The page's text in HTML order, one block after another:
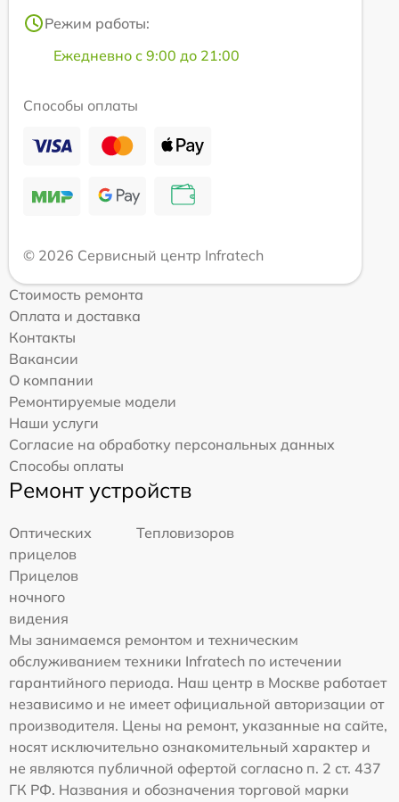
Режим работы:
Ежедневно с 9:00 до 21:00
Способы оплаты
© 2026 Сервисный центр Infratech
Стоимость ремонта
Оплата и доставка
Контакты
Вакансии
О компании
Ремонтируемые модели
Наши услуги
Согласие на обработку персональных данных
Способы оплаты
Ремонт устройств
Оптических
прицелов
Тепловизоров
Прицелов
ночного
видения
Мы занимаемся ремонтом и техническим
обслуживанием техники Infratech по истечении
гарантийного периода. Наш центр в Москве работает
независимо и не имеет официальной авторизации от
производителя. Цены на ремонт, указанные на сайте,
носят исключительно ознакомительный характер и
не являются публичной офертой согласно п. 2 ст. 437
ГК РФ. Названия и обозначения торговой марки